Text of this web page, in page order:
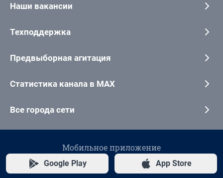
Наши вакансии
Техподдержка
Предвыборная агитация
Статистика канала в MAX
Все города сети
Мобильное приложение
Google Play App Store